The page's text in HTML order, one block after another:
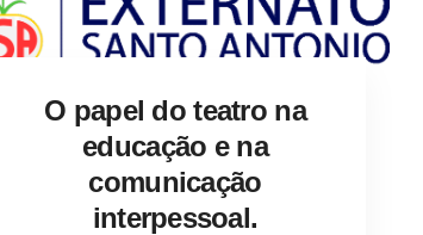
O papel do teatro na
educação e na
comunicação
interpessoal.